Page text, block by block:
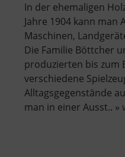
In der ehemaligen
Jahre 1904 kann man
Maschinen,
Die Familie Böttcher
produzierten bis zum
verschiedene
Alltagsgegenstände
man in einer Ausst.. »